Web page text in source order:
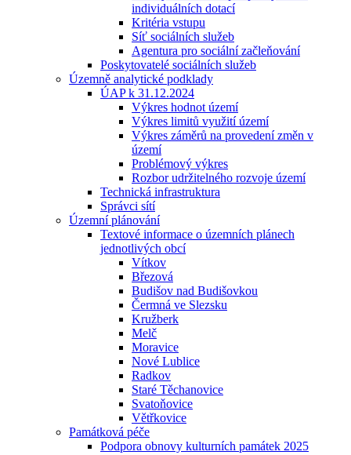
individuálních dotací
Kritéria vstupu
Síť sociálních služeb
Agentura pro sociální začleňování
Poskytovatelé sociálních služeb
Územně analytické podklady
ÚAP k 31.12.2024
Výkres hodnot území
Výkres limitů využití území
Výkres záměrů na provedení změn v
území
Problémový výkres
Rozbor udržitelného rozvoje území
Technická infrastruktura
Správci sítí
Územní plánování
Textové informace o územních plánech
jednotlivých obcí
Vítkov
Březová
Budišov nad Budišovkou
Čermná ve Slezsku
Kružberk
Melč
Moravice
Nové Lublice
Radkov
Staré Těchanovice
Svatoňovice
Větřkovice
Památková péče
Podpora obnovy kulturních památek 2025